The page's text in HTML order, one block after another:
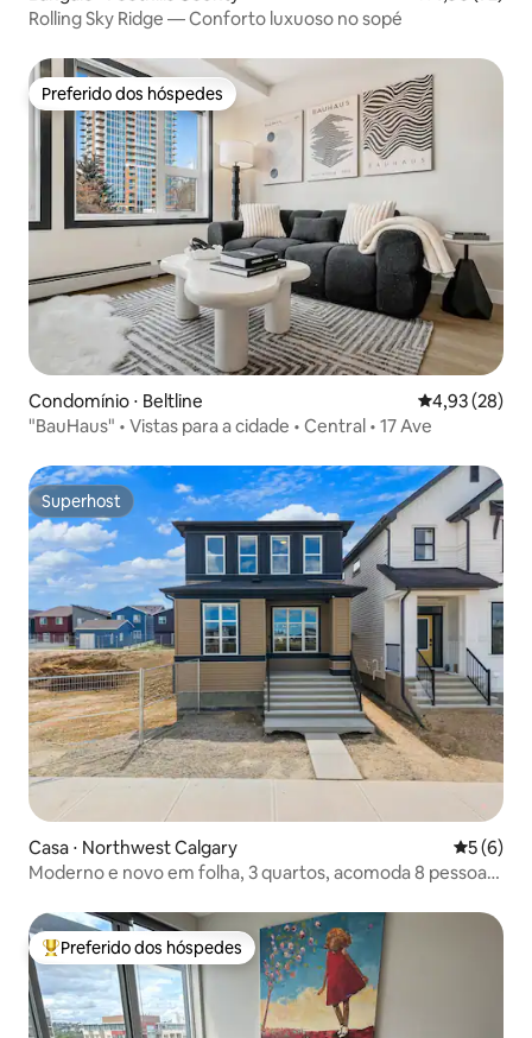
Rolling Sky Ridge — Conforto luxuoso no sopé
Preferido dos hóspedes
Preferido dos hóspedes
Condomínio ⋅ Beltline 4,93 de uma
4,93 (28)
"BauHaus" • Vistas para a cidade • Central • 17 Ave
Superhost
Superhost
Casa ⋅ Northwest Calgary 5 de
5 (6)
Moderno e novo em folha, 3 quartos, acomoda 8 pessoas |
Entre os melhores preferidos dos hóspedes
Preferido dos hóspedes